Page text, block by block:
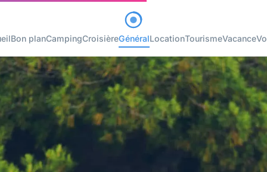
Bon planCampingCroisièreGénéralLocationTourismeVacance